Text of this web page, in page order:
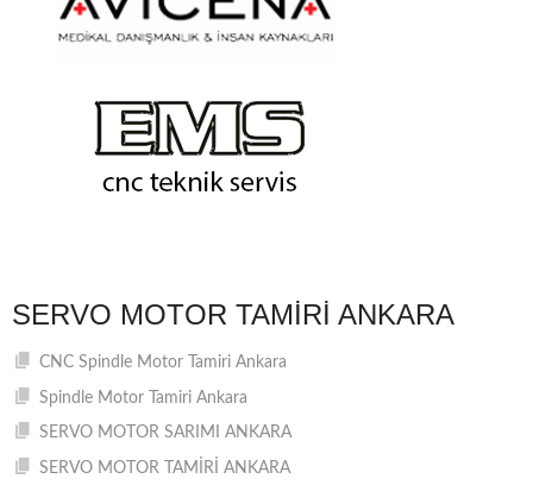
SERVO MOTOR TAMIRI ANKARA
CNC Spindle Motor Tamiri Ankara
Spindle Motor Tamiri Ankara
SERVO MOTOR SARIMI ANKARA
SERVO MOTOR TAMİRİ ANKARA